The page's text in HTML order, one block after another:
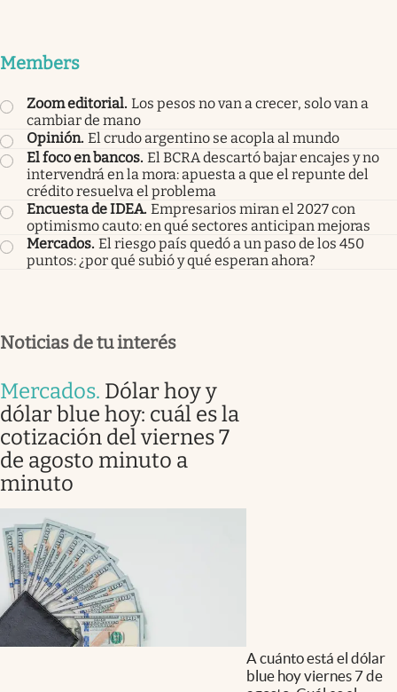
Members
Zoom editorial. Los pesos no van a crecer, solo van a
cambiar de mano
Opinión. El crudo argentino se acopla al mundo
El foco en bancos. El BCRA descartó bajar encajes y no
intervendrá en la mora: apuesta a que el repunte del
crédito resuelva el problema
Encuesta de IDEA. Empresarios miran el 2027 con
optimismo cauto: en qué sectores anticipan mejoras
Mercados. El riesgo país quedó a un paso de los 450
puntos: ¿por qué subió y qué esperan ahora?
Noticias de tu interés
Mercados. Dólar hoy y
dólar blue hoy: cuál es la
cotización del viernes 7
de agosto minuto a
minuto
A cuánto está el dólar
blue hoy viernes 7 de